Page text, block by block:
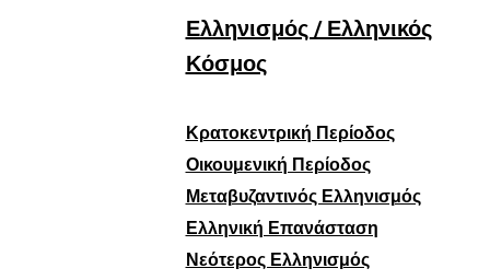
Ελληνισμός / Ελληνικός
Κόσμος
Κρατοκεντρική Περίοδος
Οικουμενική Περίοδος
Μεταβυζαντινός Ελληνισμός
Ελληνική Επανάσταση
Νεότερος Ελληνισμός